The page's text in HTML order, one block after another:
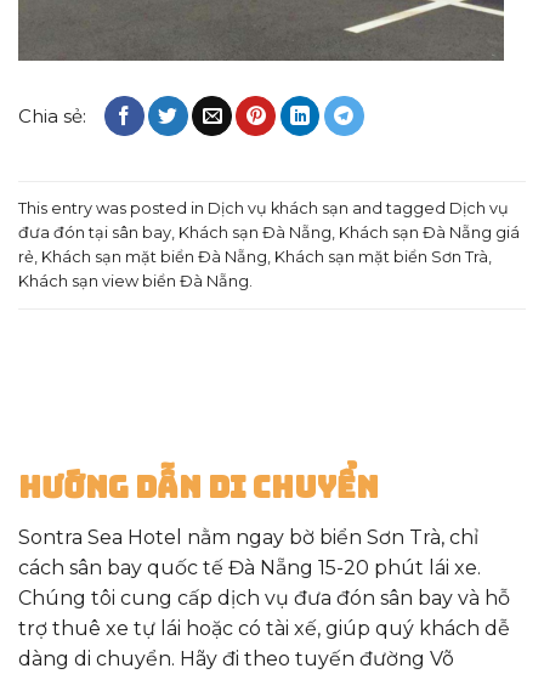
Chia sẻ:
This entry was posted in Dịch vụ khách sạn and tagged Dịch vụ
đưa đón tại sân bay Khách sạn Đà Nẵng Khách sạn Đà Nẵng giá
rẻ Khách sạn mặt biển Đà Nẵng Khách sạn mặt biển Sơn Trà
Khách sạn view biển Đà Nẵng
Hướng Dẫn Di Chuyển
Sontra Sea Hotel nằm ngay bờ biển Sơn Trà, chỉ
cách sân bay quốc tế Đà Nẵng 15-20 phút lái xe.
Chúng tôi cung cấp dịch vụ đưa đón sân bay và hỗ
trợ thuê xe tự lái hoặc có tài xế, giúp quý khách dễ
dàng di chuyển. Hãy đi theo tuyến đường Võ